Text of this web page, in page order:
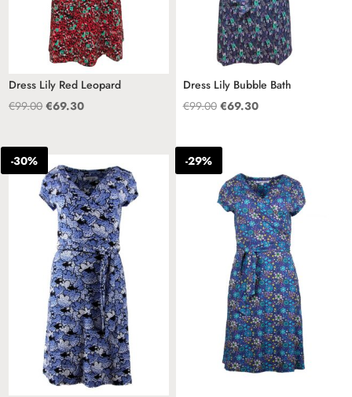
Dress Lily Red Leopard
€99.00 Oorspronkelijke
was:
€99.00.
€69.30Huidige
€69.30.
Dress Lily Bubble Bath
€99.00 Oorspronkelijke
was:
€69.30Huidige
-30% -29%